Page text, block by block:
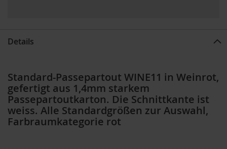
Details
Standard-Passepartout WINE11 in Weinrot,
gefertigt aus 1,4mm starkem
Passepartoutkarton. Die Schnittkante ist
weiss. Alle Standardgrößen zur Auswahl,
Farbraumkategorie rot